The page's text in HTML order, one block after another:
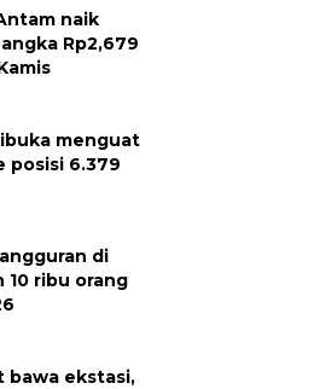
naik
Rp2,679
menguat
posisi 6.379
di
10 ribu orang
bawa ekstasi,